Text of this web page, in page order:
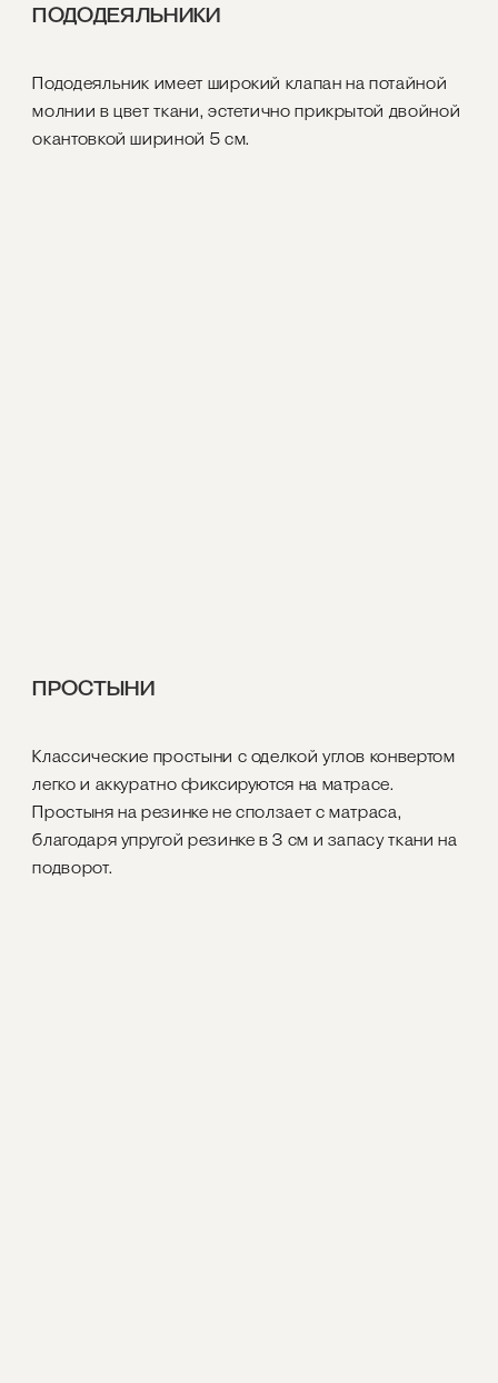
ПОДОДЕЯЛЬНИКИ
Пододеяльник имеет широкий клапан на потайной
молнии в цвет ткани, эстетично прикрытой двойной
окантовкой шириной 5 см.
ПРОСТЫНИ
Классические простыни с оделкой углов конвертом
легко и аккуратно фиксируются на матрасе.
Простыня на резинке не сползает с матраса,
благодаря упругой резинке в 3 см и запасу ткани на
подворот.